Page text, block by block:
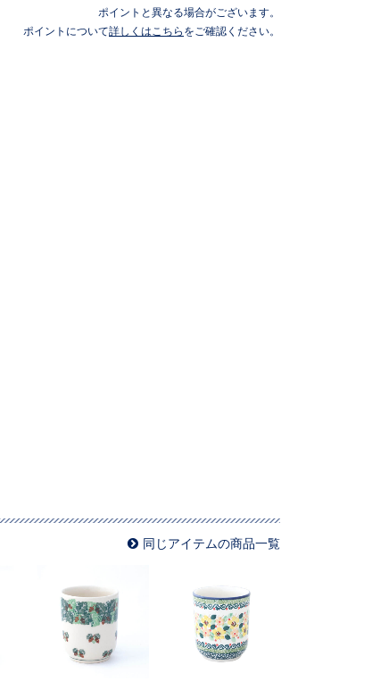
ポイントと異なる場合がございます。
ポイントについて詳しくはこちら をご確認ください。
同じアイテムの商品一覧